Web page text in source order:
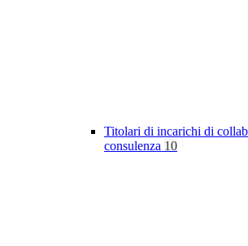
Titolari di incarichi di
consulenza 10